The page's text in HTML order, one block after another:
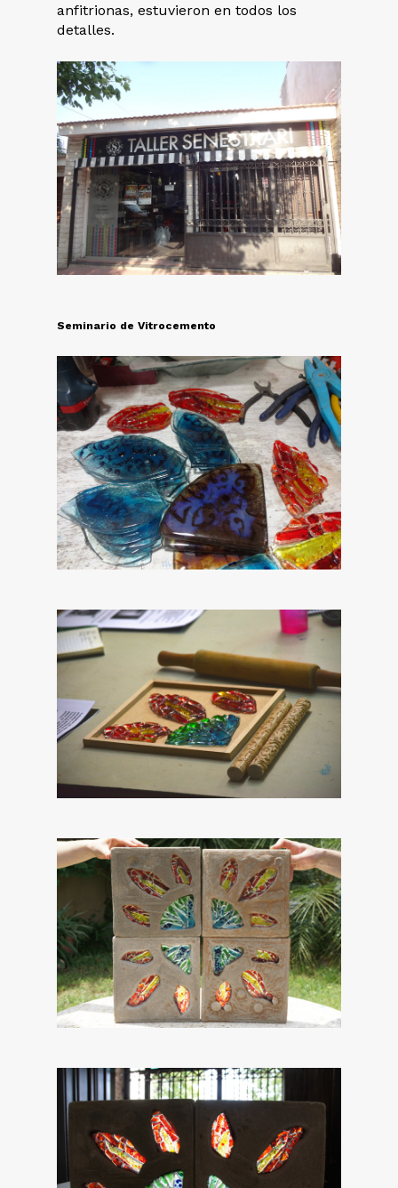
anfitrionas, estuvieron en todos los
detalles.
Seminario de Vitrocemento